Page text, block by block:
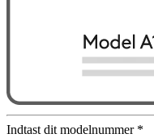
Indtast dit modelnummer *